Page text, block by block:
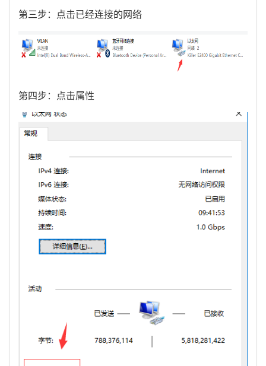
第三步：点击已经连接的网络
第四步：点击属性